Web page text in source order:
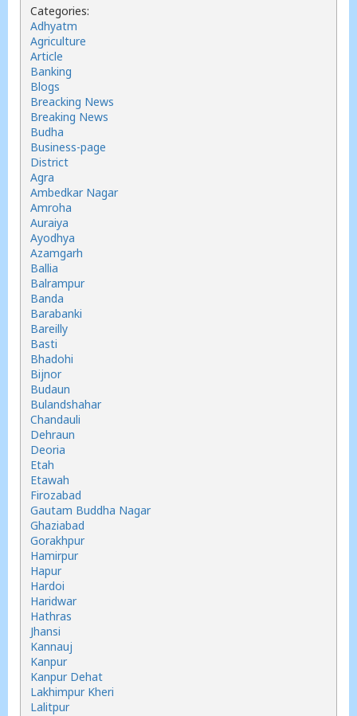
Categories:
Adhyatm
Agriculture
Article
Banking
Blogs
Breacking News
Breaking News
Budha
Business-page
District
Agra
Ambedkar Nagar
Amroha
Auraiya
Ayodhya
Azamgarh
Ballia
Balrampur
Banda
Barabanki
Bareilly
Basti
Bhadohi
Bijnor
Budaun
Bulandshahar
Chandauli
Dehraun
Deoria
Etah
Etawah
Firozabad
Gautam Buddha Nagar
Ghaziabad
Gorakhpur
Hamirpur
Hapur
Hardoi
Haridwar
Hathras
Jhansi
Kannauj
Kanpur
Kanpur Dehat
Lakhimpur Kheri
Lalitpur